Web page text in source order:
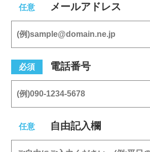
任意 メールアドレス
必須 電話番号
任意 自由記入欄